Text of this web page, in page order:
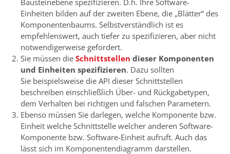
Einheiten bilden auf der zweiten Ebene, die „Blätter“ des
Komponentenbaums. Selbstverständlich ist es
empfehlenswert, auch tiefer zu spezifizieren, aber nicht
notwendigerweise gefordert.
Sie müssen die Schnittstellen dieser Komponenten
und Einheiten spezifizieren. Dazu sollten
Sie beispielsweise die API dieser Schnittstellen
beschreiben einschließlich Über- und Rückgabetypen,
dem Verhalten bei richtigen und falschen Parametern.
Ebenso müssen Sie darlegen, welche Komponente bzw.
Einheit welche Schnittstelle welcher anderen Software-
Komponente bzw. Software-Einheit aufruft. Auch das
lässt sich im Komponentendiagramm darstellen.